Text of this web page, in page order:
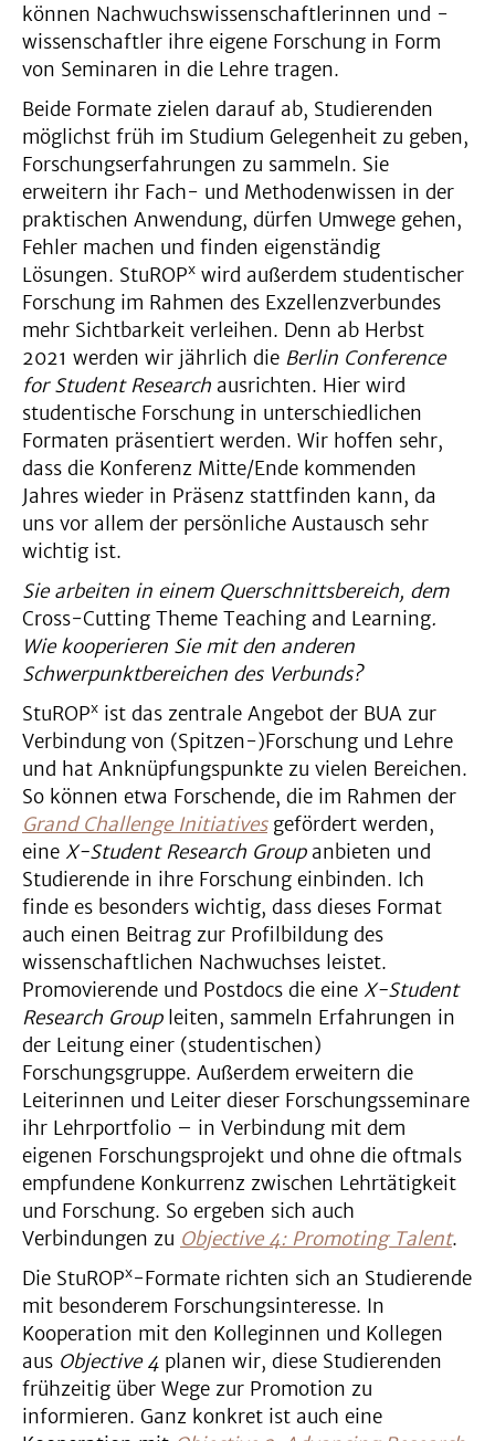
können Nachwuchswissenschaftlerinnen und -
wissenschaftler ihre eigene Forschung in Form
von Seminaren in die Lehre tragen.
Beide Formate zielen darauf ab, Studierenden
möglichst früh im Studium Gelegenheit zu geben,
Forschungserfahrungen zu sammeln. Sie
erweitern ihr Fach- und Methodenwissen in der
praktischen Anwendung, dürfen Umwege gehen,
Fehler machen und finden eigenständig
Lösungen. StuROPx wird außerdem studentischer
Forschung im Rahmen des Exzellenzverbundes
mehr Sichtbarkeit verleihen. Denn ab Herbst
2021 werden wir jährlich die Berlin Conference
for Student Research ausrichten. Hier wird
studentische Forschung in unterschiedlichen
Formaten präsentiert werden. Wir hoffen sehr,
dass die Konferenz Mitte/Ende kommenden
Jahres wieder in Präsenz stattfinden kann, da
uns vor allem der persönliche Austausch sehr
wichtig ist.
Sie arbeiten in einem Querschnittsbereich, dem
Cross-Cutting Theme Teaching and Learning.
Wie kooperieren Sie mit den anderen
Schwerpunktbereichen des Verbunds?
StuROPx ist das zentrale Angebot der BUA zur
Verbindung von (Spitzen-)Forschung und Lehre
und hat Anknüpfungspunkte zu vielen Bereichen.
So können etwa Forschende, die im Rahmen der
Grand Challenge Initiativesgefördert werden,
eine X-Student Research Groupanbieten und
Studierende in ihre Forschung einbinden. Ich
finde es besonders wichtig, dass dieses Format
auch einen Beitrag zur Profilbildung des
wissenschaftlichen Nachwuchses leistet.
Promovierende und Postdocs die eine X-Student
Research Groupleiten, sammeln Erfahrungen in
der Leitung einer (studentischen)
Forschungsgruppe. Außerdem erweitern die
Leiterinnen und Leiter dieser Forschungsseminare
ihr Lehrportfolio – in Verbindung mit dem
eigenen Forschungsprojekt und ohne die oftmals
empfundene Konkurrenz zwischen Lehrtätigkeit
und Forschung. So ergeben sich auch
Verbindungen zu Objective 4: Promoting Talent.
Die StuROPx-Formate richten sich an Studierende
mit besonderem Forschungsinteresse. In
Kooperation mit den Kolleginnen und Kollegen
aus Objective 4 planen wir, diese Studierenden
frühzeitig über Wege zur Promotion zu
informieren. Ganz konkret ist auch eine